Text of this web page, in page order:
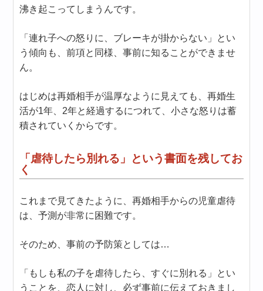
沸き起こってしまうんです。
「連れ子への怒りに、ブレーキが掛からない」とい
う傾向も、前項と同様、事前に知ることができませ
ん。
はじめは再婚相手が温厚なように見えても、再婚生
活が1年、2年と経過するにつれて、小さな怒りは蓄
積されていくからです。
「虐待したら別れる」という書面を残してお
く
これまで見てきたように、再婚相手からの児童虐待
は、予測が非常に困難です。
そのため、事前の予防策としては…
「もしも私の子を虐待したら、すぐに別れる」とい
うことを、恋人に対し、必ず事前に伝えておきまし